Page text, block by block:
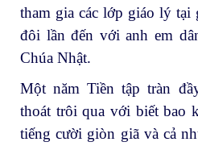
tham gia các lớp giáo lý tại
đôi lần đến với anh em
Chúa Nhật.
Một năm Tiền tập tràn
thoát trôi qua với biết bao
tiếng cười giòn giã và cả